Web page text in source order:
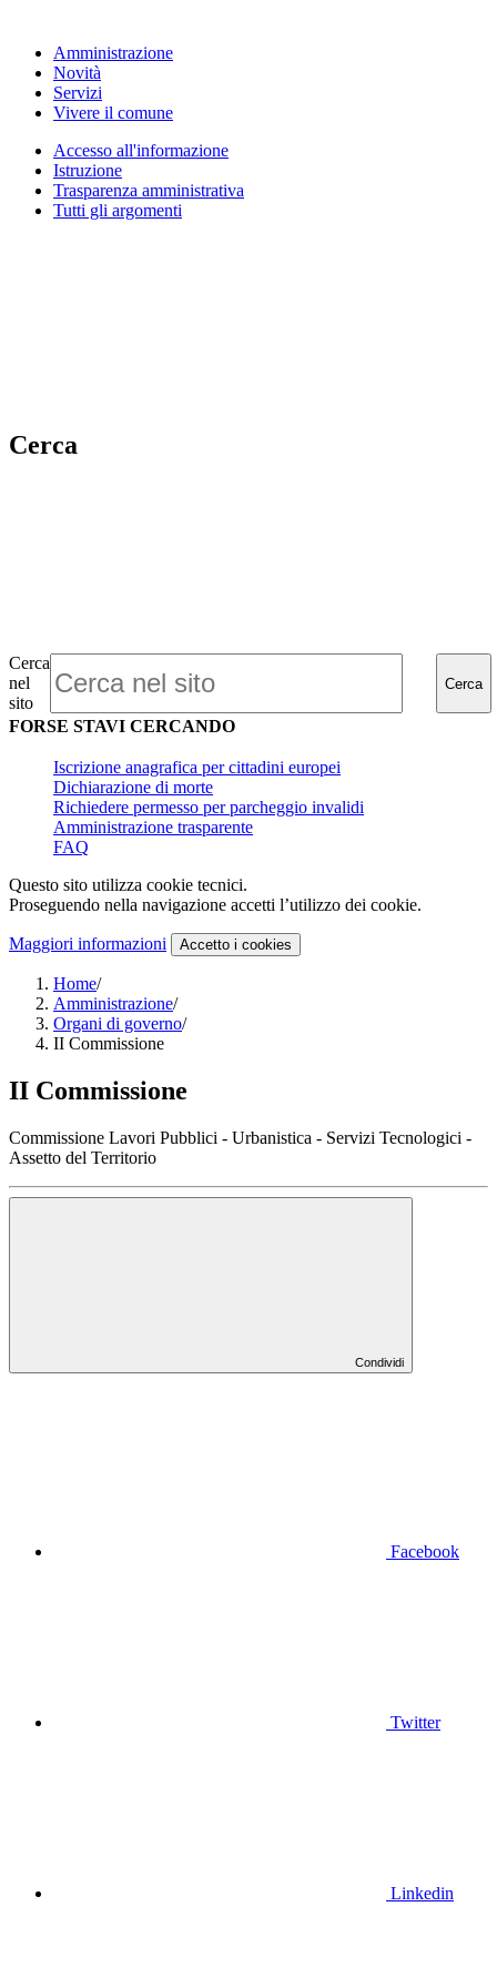
Amministrazione
Novità
Servizi
Vivere il comune
Accesso all'informazione
Istruzione
Trasparenza amministrativa
Tutti gli argomenti
Cerca
Cerca
nel
sito
Cerca
FORSE STAVI CERCANDO
Iscrizione anagrafica per cittadini europei
Dichiarazione di morte
Richiedere permesso per parcheggio invalidi
Amministrazione trasparente
FAQ
Questo sito utilizza cookie tecnici.
Proseguendo nella navigazione accetti l’utilizzo dei cookie.
Maggiori informazioni Accetto i cookies
Home/
Amministrazione/
Organi di governo/
II Commissione
II Commissione
Commissione Lavori Pubblici - Urbanistica - Servizi Tecnologici -
Assetto del Territorio
Condividi
Facebook
Twitter
Linkedin